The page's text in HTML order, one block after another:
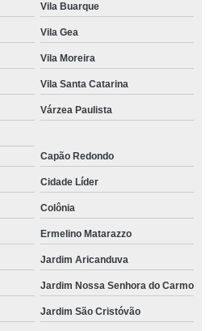
Vila Buarque
Vila Gea
Vila Moreira
Vila Santa Catarina
Várzea Paulista
Capão Redondo
Cidade Líder
Colônia
Ermelino Matarazzo
Jardim Aricanduva
Jardim Nossa Senhora do Carmo
Jardim São Cristóvão